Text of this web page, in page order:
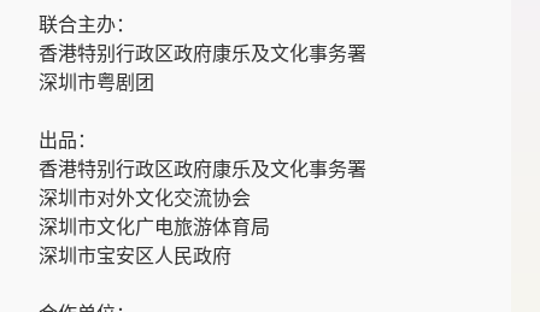
联合主办：
香港特别行政区政府康乐及文化事务署
深圳市粤剧团
出品：
香港特别行政区政府康乐及文化事务署
深圳市对外文化交流协会
深圳市文化广电旅游体育局
深圳市宝安区人民政府